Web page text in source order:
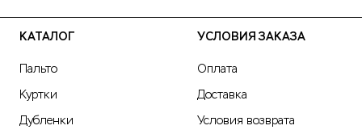
КАТАЛОГ
Пальто
Куртки
Дубленки
УСЛОВИЯ ЗАКАЗА
Оплата
Доставка
Условия возврата